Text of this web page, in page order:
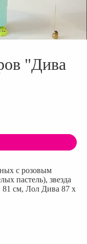
"Дива
с розовым
пастель), звезда
81 см, Лол Дива 87 х